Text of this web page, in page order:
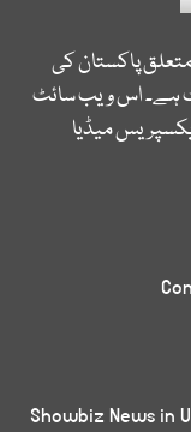
پاکستان کی
ہے۔ اس ویب سائٹ
میڈیا
Showbiz News in